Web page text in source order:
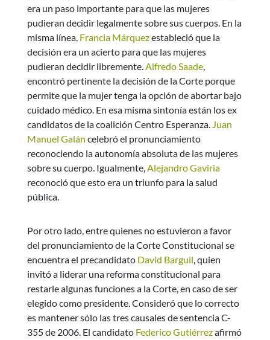
era un paso importante para que las mujeres
pudieran decidir legalmente sobre sus cuerpos. En la
misma línea, Francia Márquezestableció que la
decisión era un acierto para que las mujeres
pudieran decidir libremente.Alfredo Saade,
encontró pertinente la decisión de la Corte porque
permite que la mujer tenga la opción de abortar bajo
cuidado médico. En esa misma sintonía están los ex
candidatos de la coalición Centro Esperanza. Juan
Manuel Galán celebró el pronunciamiento
reconociendo la autonomía absoluta de las mujeres
sobre su cuerpo. Igualmente,Alejandro Gaviria
reconoció que esto era un triunfo para la salud
pública.
Por otro lado, entre quienes no estuvieron a favor
del pronunciamiento de la Corte Constitucional se
encuentra el precandidato David Barguil, quien
invitó a liderar una reforma constitucional para
restarle algunas funciones a la Corte, en caso de ser
elegido como presidente. Consideró que lo correcto
es mantener sólo las tres causales de sentencia C-
355 de 2006. El candidato Federico Gutiérrezafirmó